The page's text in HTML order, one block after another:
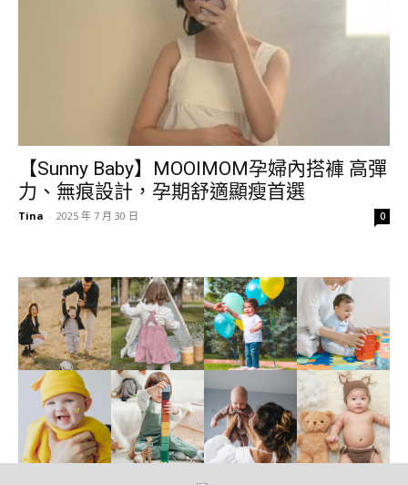
【Sunny Baby】MOOIMOM孕婦內搭褲 高彈
力、無痕設計，孕期舒適顯瘦首選
Tina - 2025 年 7 月 30 日 0